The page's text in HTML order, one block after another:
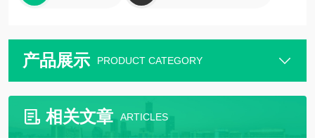
产品展示 PRODUCT CATEGORY
相关文章 ARTICLES